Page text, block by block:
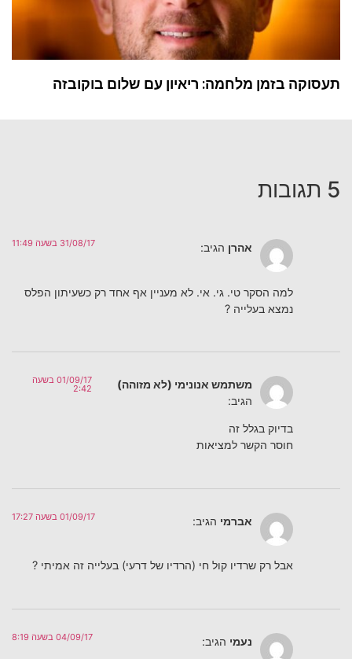
תעסוקה בזמן מלחמה: ריאיון עם שלום בוקובזה
5 תגובות
אהרן הגיב: 31/08/17 בשעה 11:49
למה הסקר טי. גי. אי. לא מעניין אף אחד רק כשעיתון הפלס
נמצא בעלייה ?
משתמש אנונימי (לא מזוהה)
הגיב:
01/09/17 בשעה
2:42
בדיוק בגלל זה
חוסר הקשר למציאות
אברמי הגיב: 01/09/17 בשעה 17:27
אבל רק שרדיו קול חי (הרדיו של דרעי) בעלייה זה אמיתי ?
נעמי הגיב: 04/09/17 בשעה 8:19